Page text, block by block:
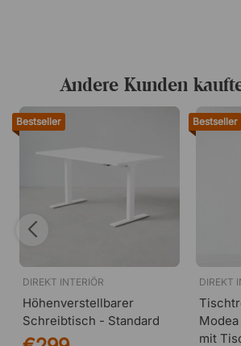
90 -
Andere Kunden
Bestseller
DIREKT INTERIÖR
Höhenverstellbarer
Schreibtisch - Standard
Bestseller
DIREKT
mit